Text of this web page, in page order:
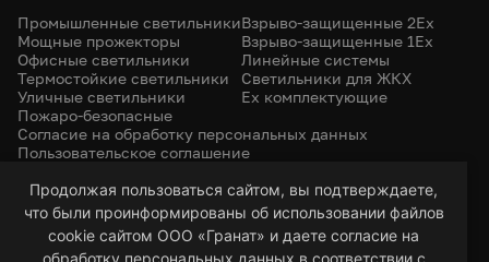
Продолжая пользоваться сайтом, вы подтверждаете,
что были проинформированы об использовании файлов
cookie сайтом ООО «Гранат» и даете согласие на
обработку персональных данных в соответствии с
Промышленные светильники
Мощные прожекторы
Офисные светильники
Термостойкие светильники
Уличные светильники
Пожаро-безопасные
Взрыво-защищенные 2Ex
Взрыво-защищенные 1Ex
Линейные системы
Светильники для ЖКХ
Ex комплектующие
Согласие на обработку персональных данных
Пользовательское соглашение
+7 (385) 299-31-31
led-22@bk.ru
г. Барнаул, 656053
ул. Северо-Западная, 57/99